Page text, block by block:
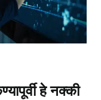
हे नक्की